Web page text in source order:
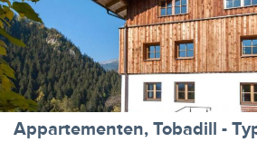
Appartementen, Tobadill -